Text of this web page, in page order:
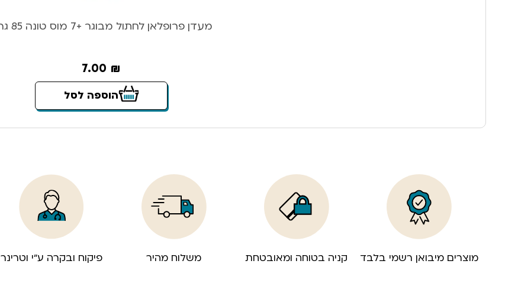
מעדן פרופלאן לחתול מבוגר +7 מוס טונה 85 גרם
7.00 ₪
הוספה לסל
מוצרים מיבואן רשמי בלבד קניה בטוחה ומאובטחת משלוח מהיר פיקוח ובקרה ע”י וטרינר